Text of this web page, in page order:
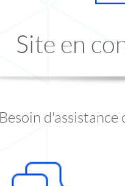
Site en
Besoin